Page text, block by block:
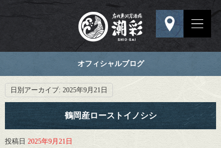
オフィシャルブログ
日別アーカイブ: 2025年9月21日
鶴岡産ローストイノシシ
投稿日 2025年9月21日